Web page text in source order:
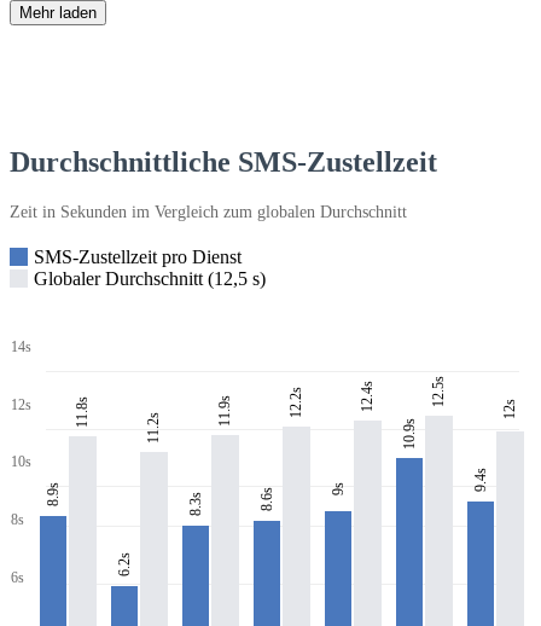
Mehr laden
Durchschnittliche SMS-Zustellzeit
Zeit in Sekunden im Vergleich zum globalen Durchschnitt
SMS-Zustellzeit pro Dienst
Globaler Durchschnitt (12,5 s)
14s
12s
10s
8s
6s
8.9s
11.8s
6.2s
11.2s
8.3s
11.9s
8.6s
12.2s
9s
12.4s
10.9s
12.5s
9.4s
12s